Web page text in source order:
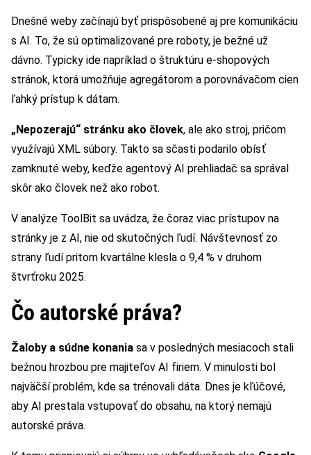
Dnešné weby začínajú byť prispôsobené aj pre komunikáciu
s AI. To, že sú optimalizované pre roboty, je bežné už
dávno. Typicky ide napríklad o štruktúru e-shopových
stránok, ktorá umožňuje agregátorom a porovnávačom cien
ľahký prístup k dátam.
„Nepozerajú“ stránku ako človek, ale ako stroj, pričom
využívajú XML súbory. Takto sa sčasti podarilo obísť
zamknuté weby, keďže agentový AI prehliadač sa správal
skôr ako človek než ako robot.
V analýze ToolBit sa uvádza, že čoraz viac prístupov na
stránky je z AI, nie od skutočných ľudí. Návštevnosť zo
strany ľudí pritom kvartálne klesla o 9,4 % v druhom
štvrťroku 2025.
Čo autorské práva?
Žaloby a súdne konania sa v posledných mesiacoch stali
bežnou hrozbou pre majiteľov AI firiem. V minulosti bol
najväčší problém, kde sa trénovali dáta. Dnes je kľúčové,
aby AI prestala vstupovať do obsahu, na ktorý nemajú
autorské práva.